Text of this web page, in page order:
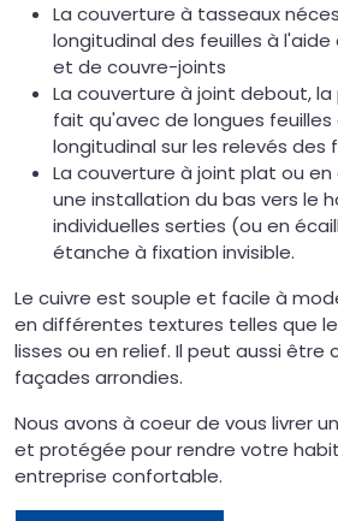
La couverture à tasseaux
longitudinal des feuilles à
et de couvre-joints
La couverture à joint debout,
fait qu'avec de longues
longitudinal sur les relevés des
La couverture à joint plat ou
une installation du bas vers le
individuelles serties (ou en
étanche à fixation invisible.
Le cuivre est souple et facile à
en différentes textures telles que
lisses ou en relief. Il peut aussi être
façades arrondies.
Nous avons à coeur de vous livrer
et protégée pour rendre votre
entreprise confortable.